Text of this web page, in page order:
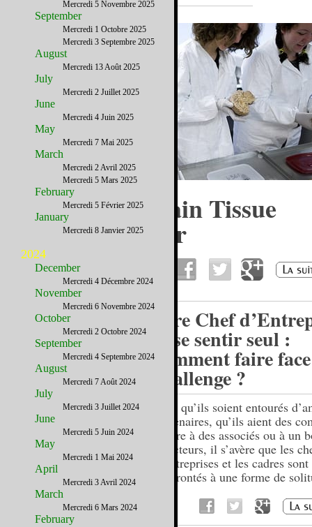
Le Harvard Brain Tissue
Resource Center
Etre Chef
et se sentir seul :
comment faire
challenge ?
Bien qu’ils soient entourés
partenaires, qu’ils aient des
rendre à des associés ou à un
directeurs, il s’avère que les
d’entreprises et les cadres sont
confrontés à une forme de
Mercredi 5 Novembre 2025
September
Mercredi 1 Octobre 2025
Mercredi 3 Septembre 2025
August
Mercredi 13 Août 2025
July
Mercredi 2 Juillet 2025
June
Mercredi 4 Juin 2025
May
Mercredi 7 Mai 2025
March
Mercredi 2 Avril 2025
Mercredi 5 Mars 2025
February
Mercredi 5 Février 2025
January
Mercredi 8 Janvier 2025
2024
December
Mercredi 4 Décembre 2024
November
Mercredi 6 Novembre 2024
October
Mercredi 2 Octobre 2024
September
Mercredi 4 Septembre 2024
August
Mercredi 7 Août 2024
July
Mercredi 3 Juillet 2024
June
Mercredi 5 Juin 2024
May
Mercredi 1 Mai 2024
April
Mercredi 3 Avril 2024
March
Mercredi 6 Mars 2024
February